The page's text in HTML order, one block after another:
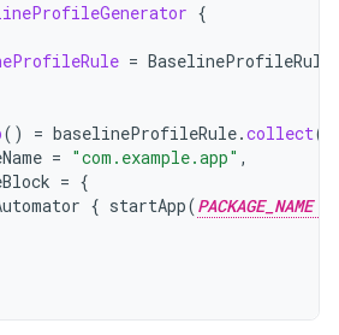
{
= BaselineProfileRule
() = baselineProfileRule.collect(
= "com.example.app" ,
= {
{ startApp(PACKAGE_NAME